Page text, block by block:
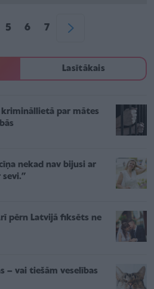
5 6 7
Lasītākais
par mātes
nekad nav bijusi ar
pērn Latvijā fiksēts ne
– vai tiešām veselības